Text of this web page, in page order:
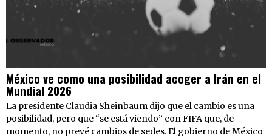
México ve como una posibilidad acoger a Irán en el
Mundial 2026
La presidente Claudia Sheinbaum dijo que el cambio es una
posibilidad, pero que “se está viendo” con FIFA que, de
momento, no prevé cambios de sedes. El gobierno de México